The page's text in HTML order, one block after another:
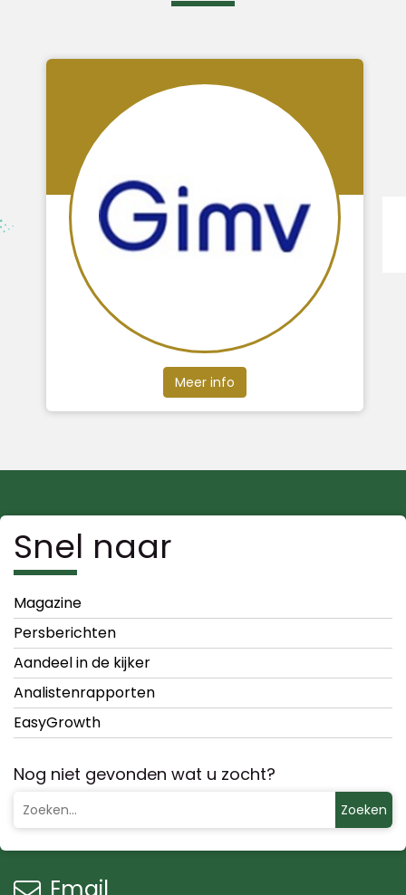
Meer info
Snel naar
Magazine
Persberichten
Aandeel in de kijker
Analistenrapporten
EasyGrowth
Nog niet gevonden wat u zocht?
Zoeken